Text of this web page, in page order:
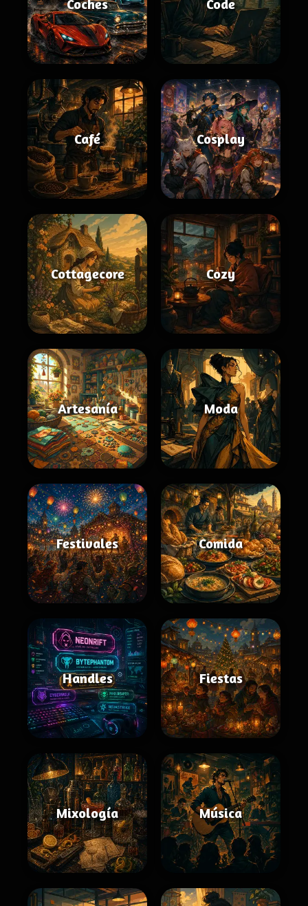
Coches Code
Café Cosplay
Cottagecore Cozy
Artesanía Moda
Festivales Comida
Handles Fiestas
Mixología Música